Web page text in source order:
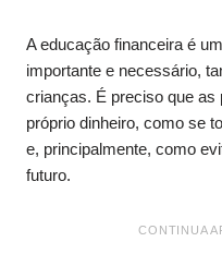
A educação financeira é
importante e necessário,
crianças. É preciso que
próprio dinheiro, como se
e, principalmente, como
futuro.
CONTINUA